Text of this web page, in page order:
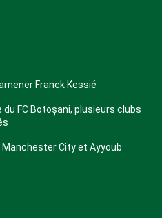
Franck Kessié
FC Botoșani, plusieurs clubs
City et Ayyoub